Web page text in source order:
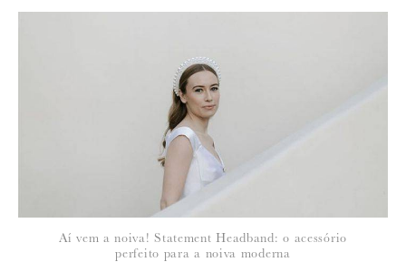
Aí vem a noiva! Statement Headband: o acessório
perfeito para a noiva moderna